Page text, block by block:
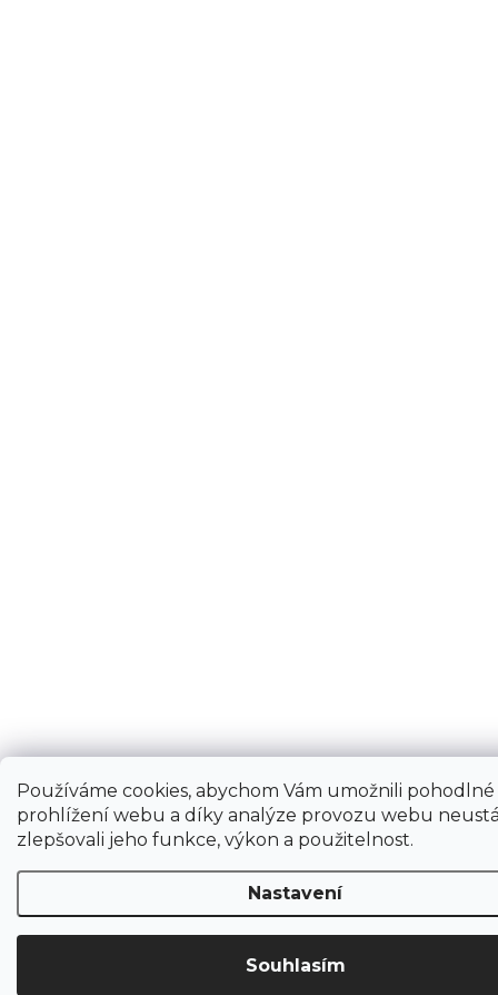
Používáme cookies, abychom Vám umožnili pohodlné
prohlížení webu a díky analýze provozu webu
zlepšovali jeho funkce, výkon a použitelnost.
Nastavení
Souhlasím